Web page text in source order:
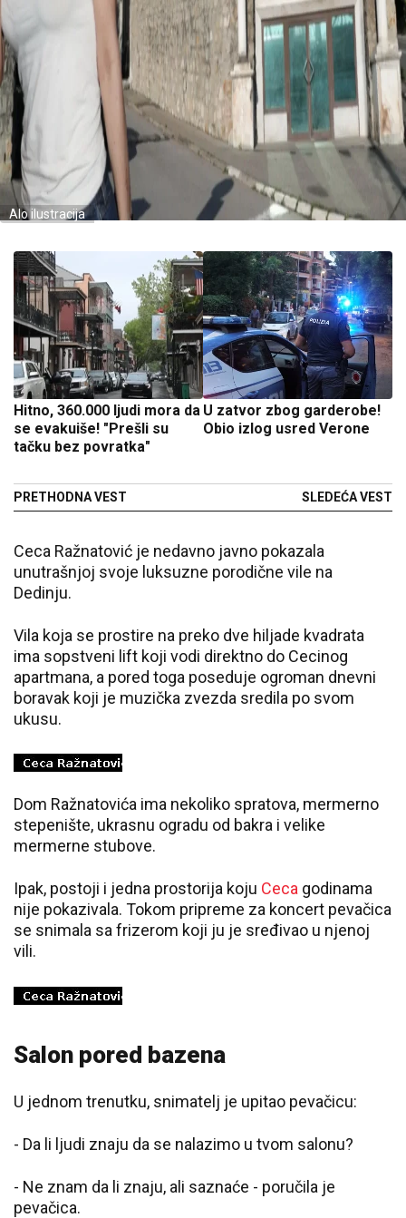
Alo ilustracija
Hitno, 360.000 ljudi mora da
se evakuiše! "Prešli su
tačku bez povratka"
PRETHODNA VEST
U zatvor zbog garderobe!
Obio izlog usred Verone
SLEDEĆA VEST
Ceca Ražnatović je nedavno javno pokazala
unutrašnjoj svoje luksuzne porodične vile na
Dedinju.
Vila koja se prostire na preko dve hiljade kvadrata
ima sopstveni lift koji vodi direktno do Cecinog
apartmana, a pored toga poseduje ogroman dnevni
boravak koji je muzička zvezda sredila po svom
ukusu.
Dom Ražnatovića ima nekoliko spratova, mermerno
stepenište, ukrasnu ogradu od bakra i velike
mermerne stubove.
Ipak, postoji i jedna prostorija koju Ceca godinama
nije pokazivala. Tokom pripreme za koncert pevačica
se snimala sa frizerom koji ju je sređivao u njenoj
vili.
Salon pored bazena
U jednom trenutku, snimatelj je upitao pevačicu:
- Da li ljudi znaju da se nalazimo u tvom salonu?
- Ne znam da li znaju, ali saznaće - poručila je
pevačica.